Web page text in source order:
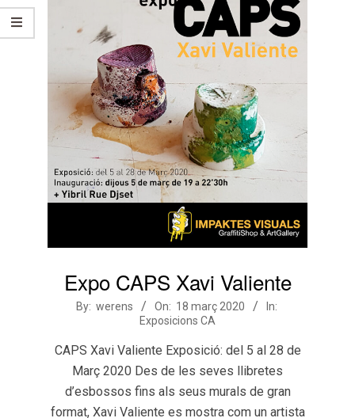
Expo CAPS Xavi Valiente
2020-
18
By: werens On: 18 març 2020
In:
Exposicions CA
CAPS Xavi Valiente Exposició: del 5 al 28 de
Març 2020 Des de les seves llibretes
d’esbossos fins als seus murals de gran
format, Xavi Valiente es mostra com un artista